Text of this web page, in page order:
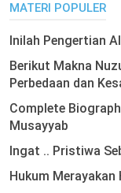
MATERI POPULER
Inilah Pengertian
Berikut Makna
Perbedaan dan
Complete
Musayyab
Ingat .. Pristiwa
Hukum Merayakan